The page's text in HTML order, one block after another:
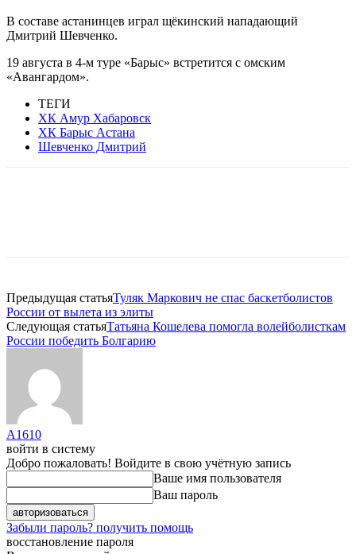
В составе астанинцев играл щёкинский нападающий
Дмитрий Шевченко.
19 августа в 4-м туре «Барыс» встретится с омским
«Авангардом».
ТЕГИ
ХК Амур Хабаровск
ХК Барыс Астана
Шевченко Дмитрий
Предыдущая статьяТуляк Маркович не спас баскетболистов
России от вылета из элиты
Следующая статьяТатьяна Кошелева помогла волейболисткам
России победить Болгарию
A1610
войти в систему
Добро пожаловать! Войдите в свою учётную запись
Ваше имя пользователя
Ваш пароль
Забыли пароль? получить помощь
восстановление пароля